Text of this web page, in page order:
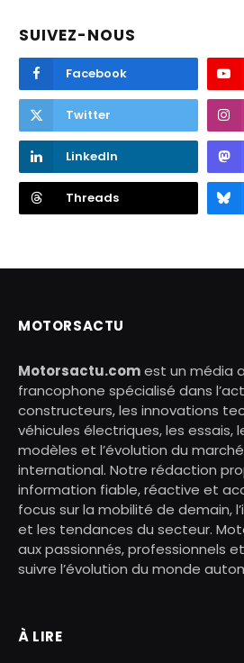
SUIVEZ-NOUS
Facebook
Twitter
LinkedIn
Threads
MOTORSACTU
Motorsactu.comest un média
francophone spécialisé dans
constructeurs, les innovations
véhicules électriques, les essais,
modèles et l’évolution du
international. Notre rédaction
information fiable, réactive et
focus sur la mobilité de demain,
et les tendances du secteur.
aux passionnés, professionnels
suivre l’évolution du monde
À LIRE